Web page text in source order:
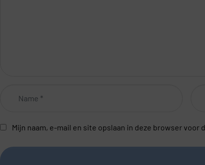
Mijn naam, e-mail en site opslaan in deze browser